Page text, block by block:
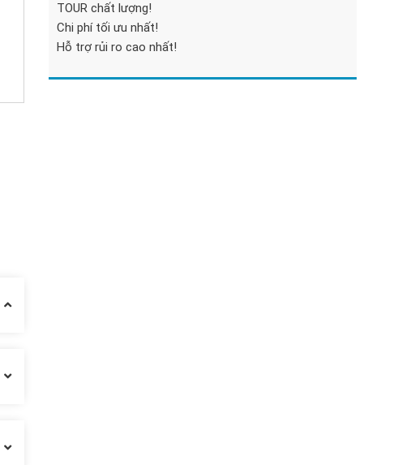
TOUR chất lượng!
Chi phí tối ưu nhất!
Hỗ trợ rủi ro cao nhất!